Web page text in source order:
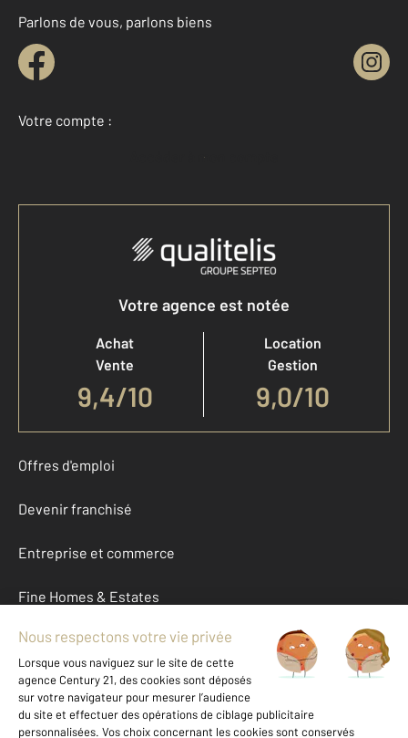
Parlons de vous, parlons biens
Votre compte :
Accéder à mon compte
Votre agence est notée
Achat
Vente
9,4/10
Location
Gestion
9,0/10
Offres d'emploi
Devenir franchisé
Entreprise et commerce
Fine Homes & Estates
À propos
International
Nous contacter